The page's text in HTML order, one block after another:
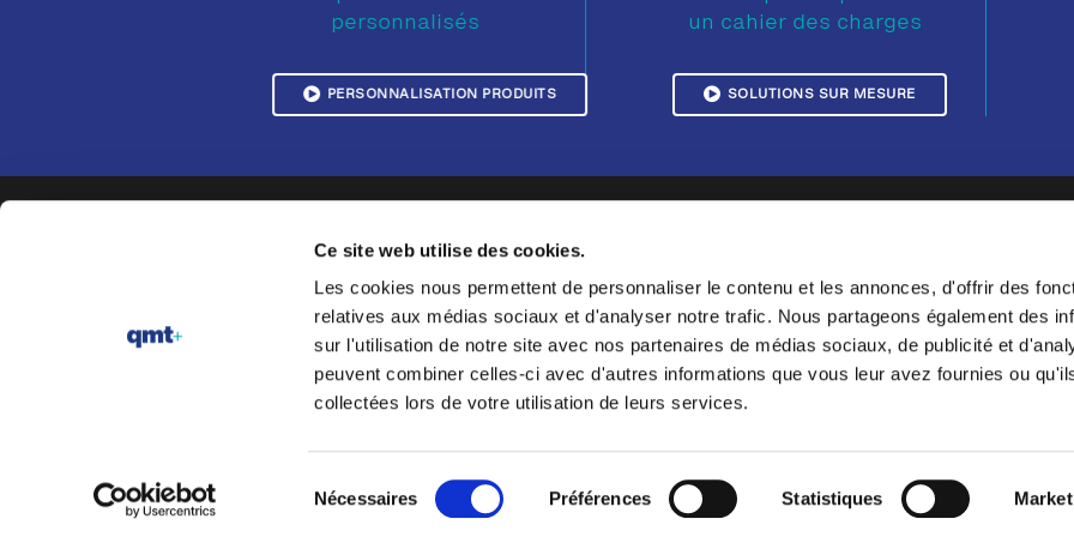
Ce site web utilise des cookies.
Les cookies nous permettent de personnaliser le contenu et les annonces, d'offrir des
relatives aux médias sociaux et d'analyser notre trafic. Nous partageons également des
sur l'utilisation de notre site avec nos partenaires de médias sociaux, de publicité et
peuvent combiner celles-ci avec d'autres informations que vous leur avez fournies ou
collectées lors de votre utilisation de leurs services.
du
Nécessaires Préférences Statistiques
personnalisés
PERSONNALISATION PRODUITS
un cahier des charges
SOLUTIONS SUR MESURE
Solutions personnalisées
pour le test et le contrôle